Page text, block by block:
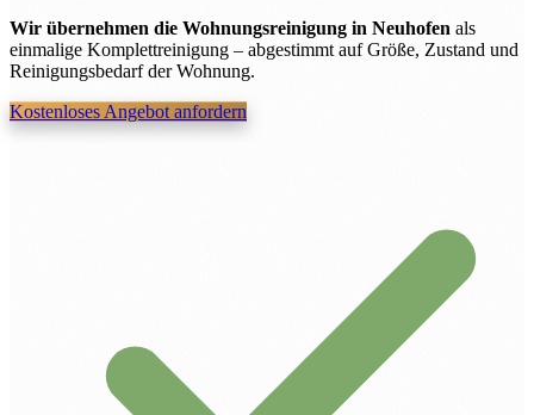
Wir übernehmen die Wohnungsreinigung in Neuhofen als
einmalige Komplettreinigung – abgestimmt auf Größe, Zustand und
Reinigungsbedarf der Wohnung.
Kostenloses Angebot anfordern